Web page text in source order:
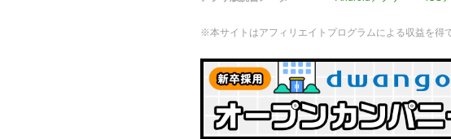
※本サイトはアフィリエイトプログラムによる収益を得